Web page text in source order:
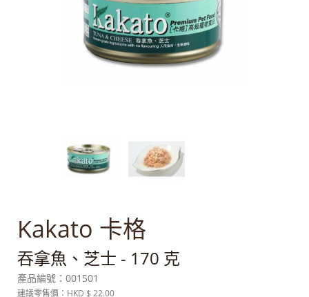
Kakato 卡格
吞拿魚、芝士 - 170 克
產品編號： 001501
建議零售價：HKD $ 22.00